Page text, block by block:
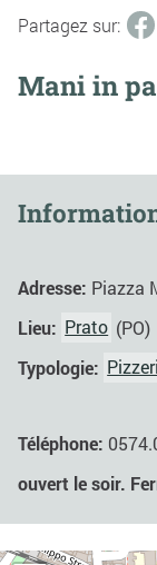
Partagez sur:
Mani in
Adresse: Piazza
Lieu: Prato (PO)
Typologie:
Téléphone:
ouvert le soir.